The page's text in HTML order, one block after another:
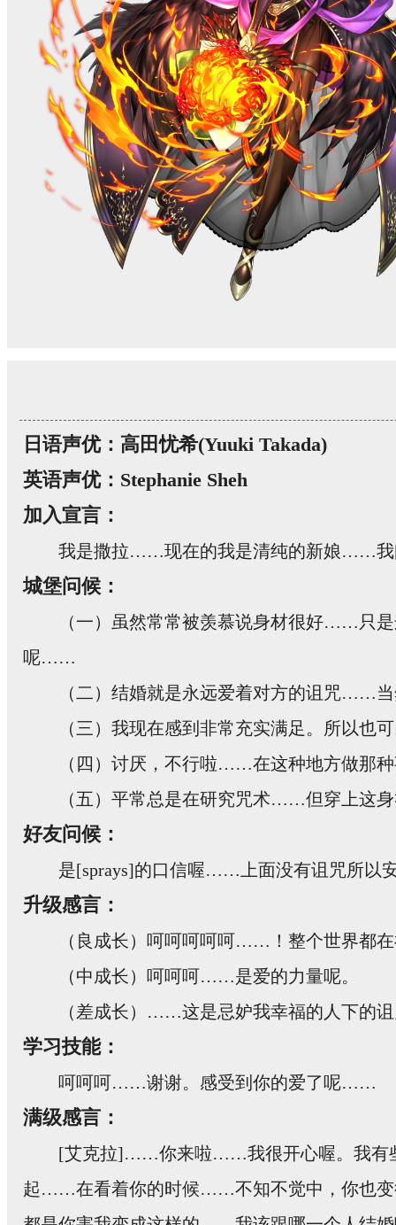
日语声优：高田忧希(Yuuki Takada)
英语声优：Stephanie Sheh
加入宣言：
我是撒拉……现在的我是清纯的新娘……
城堡问候：
（一）虽然常常被羡慕说身材很好……只
呢……
（二）结婚就是永远爱着对方的诅咒……
（三）我现在感到非常充实满足。所以
（四）讨厌，不行啦……在这种地方做
（五）平常总是在研究咒术……但穿上
好友问候：
是[sprays]的口信喔……上面没有诅咒所以
升级感言：
（良成长）呵呵呵呵呵……！整个世界都
（中成长）呵呵呵……是爱的力量呢。
（差成长）……这是忌妒我幸福的人下的
学习技能：
呵呵呵……谢谢。感受到你的爱了呢……
满级感言：
[艾克拉]……你来啦……我很开心喔。我有
起……在看着你的时候……不知不觉中，你也